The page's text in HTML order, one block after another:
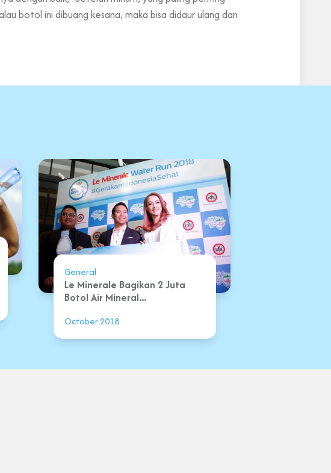
botol ini dibuang kesana, maka bisa didaur ulang dan
General
Le Minerale Bagikan 2 Juta
Botol Air Mineral...
October 2018